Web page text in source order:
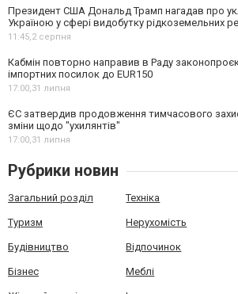
Президент США Дональд Трамп нагадав про
Україною у сфері видобутку рідкоземельних
11:45,2 серпня
Кабмін повторно направив в Раду
імпортних посилок до EUR150
17:00,31 липня
ЄС затвердив продовження тимчасового
зміни щодо "ухилянтів"
17:00,31 липня
Рубрики новин
Загальний розділ Техніка
Туризм Нерухомість
Будівництво Відпочинок
Бізнес Меблі